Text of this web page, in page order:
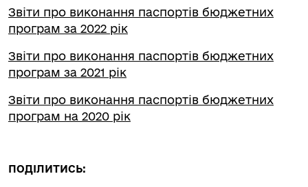
Звіти про виконання паспортів бюджетних
програм за 2022 рік
Звіти про виконання паспортів бюджетних
програм за 2021 рік
Звiти про виконання паспортiв бюджетних
програм на 2020 рік
ПОДІЛИТИСЬ: